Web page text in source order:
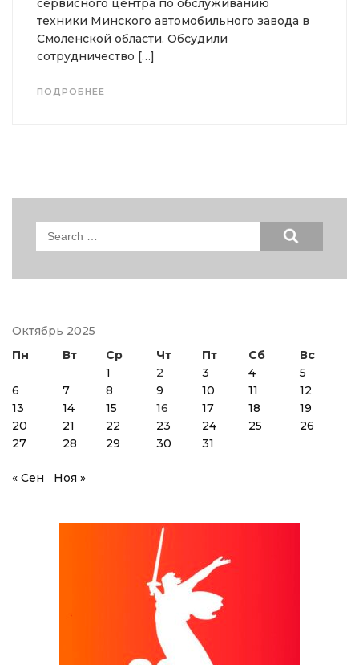
сервисного центра по обслуживанию
техники Минского автомобильного завода в
Смоленской области. Обсудили
сотрудничество […]
ПОДРОБНЕЕ
Search
Октябрь 2025
Пн
Вт Ср Чт Пт Сб
Вс
1
2 3 4
5
6
7 8 9 10 11
12
13
14 15 16 17 18
19
20
21 22 23 24 25
26
27
28 29 30 31
« Сен Ноя »